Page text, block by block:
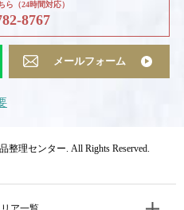
ら（24時間対応）
8767
メールフォーム
理センター. All Rights Reserved.